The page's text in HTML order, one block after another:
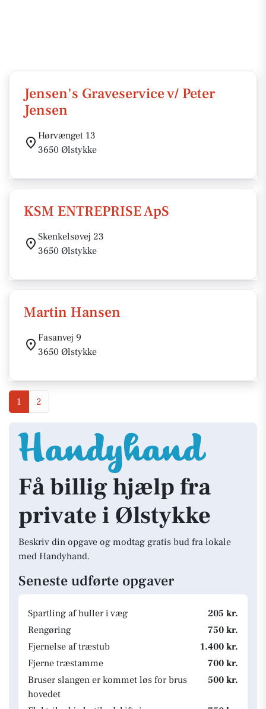
Jensen's Graveservice v/ Peter
Jensen
Hørvænget 13
3650 Ølstykke
KSM ENTREPRISE ApS
Skenkelsøvej 23
3650 Ølstykke
Martin Hansen
Fasanvej 9
3650 Ølstykke
1 2
Få billig hjælp fra
private i Ølstykke
Beskriv din opgave og modtag gratis bud fra lokale
med Handyhand.
Seneste udførte opgaver
Spartling af huller i væg
205 kr.
Rengøring
750 kr.
Fjernelse af træstub
1.400 kr.
Fjerne træstamme
700 kr.
Bruser slangen er kommet løs for brus
hovedet
500 kr.